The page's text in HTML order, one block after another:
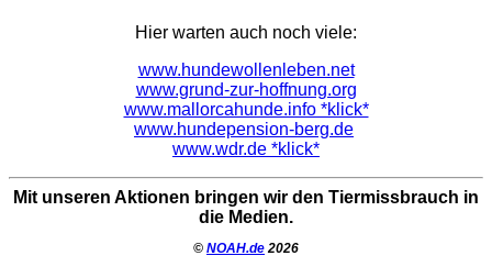
Hier warten auch noch viele:
www.hundewollenleben.net
www.grund-zur-hoffnung.org
www.mallorcahunde.info *klick*
www.hundepension-berg.de
www.wdr.de *klick*
Mit unseren Aktionen bringen wir den Tiermissbrauch in
die Medien.
© NOAH.de 2026